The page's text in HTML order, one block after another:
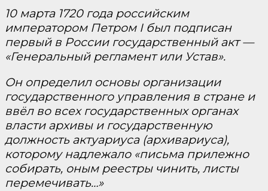
10 марта 1720 года российским
императором Петром I был подписан
первый в России государственный акт —
«Генеральный регламент или Устав».
Он определил основы организации
государственного управления в стране и
ввёл во всех государственных органах
власти архивы и государственную
должность актуариуса (архивариуса),
которому надлежало «письма прилежно
собирать, оным реестры чинить, листы
перемечивать…»